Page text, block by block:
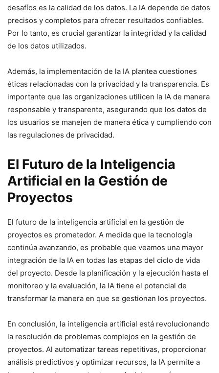
desafíos es la calidad de los datos. La IA depende de datos
precisos y completos para ofrecer resultados confiables.
Por lo tanto, es crucial garantizar la integridad y la calidad
de los datos utilizados.
Además, la implementación de la IA plantea cuestiones
éticas relacionadas con la privacidad y la transparencia. Es
importante que las organizaciones utilicen la IA de manera
responsable y transparente, asegurando que los datos de
los usuarios se manejen de manera ética y cumpliendo con
las regulaciones de privacidad.
El Futuro de la Inteligencia
Artificial en la Gestión de
Proyectos
El futuro de la inteligencia artificial en la gestión de
proyectos es prometedor. A medida que la tecnología
continúa avanzando, es probable que veamos una mayor
integración de la IA en todas las etapas del ciclo de vida
del proyecto. Desde la planificación y la ejecución hasta el
monitoreo y la evaluación, la IA tiene el potencial de
transformar la manera en que se gestionan los proyectos.
En conclusión, la inteligencia artificial está revolucionando
la resolución de problemas complejos en la gestión de
proyectos. Al automatizar tareas repetitivas, proporcionar
análisis predictivos y optimizar recursos, la IA permite a